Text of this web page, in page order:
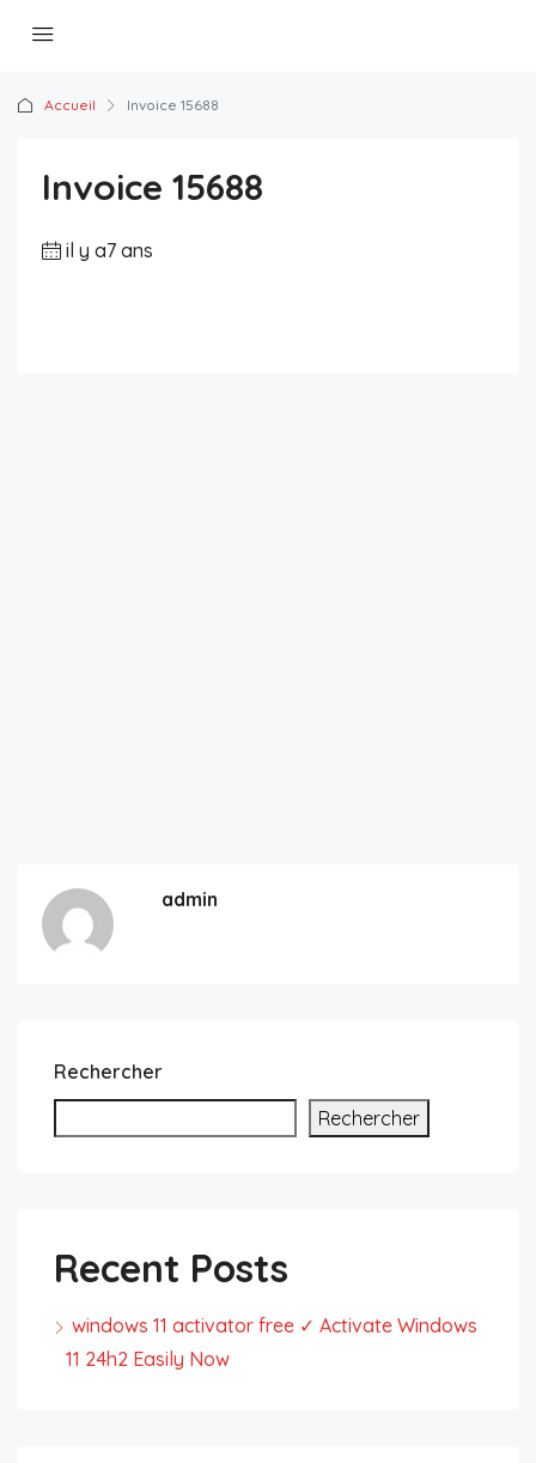
Accueil Invoice 15688
Invoice 15688
il y a7 ans
admin
Rechercher
Rechercher
Recent Posts
windows 11 activator free ✓ Activate Windows
11 24h2 Easily Now